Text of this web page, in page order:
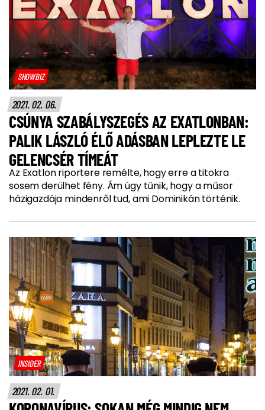
SHOWBIZ
2021. 02. 06.
CSÚNYA SZABÁLYSZEGÉS AZ EXATLONBAN:
PALIK LÁSZLÓ ÉLŐ ADÁSBAN LEPLEZTE LE
GELENCSÉR TÍMEÁT
Az Exatlon riportere remélte, hogy erre a titokra
sosem derülhet fény. Ám úgy tűnik, hogy a műsor
házigazdája mindenről tud, ami Dominikán történik.
INSIDER
2021. 02. 01.